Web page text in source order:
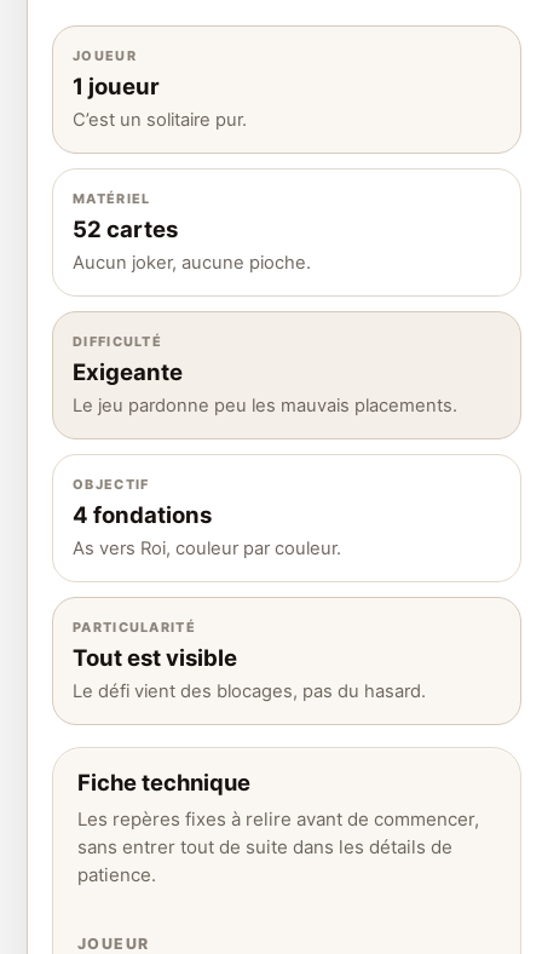
JOUEUR
1 joueur
C’est un solitaire pur.
MATÉRIEL
52 cartes
Aucun joker, aucune pioche.
DIFFICULTÉ
Exigeante
Le jeu pardonne peu les mauvais placements.
OBJECTIF
4 fondations
As vers Roi, couleur par couleur.
PARTICULARITÉ
Tout est visible
Le défi vient des blocages, pas du hasard.
Fiche technique
Les repères fixes à relire avant de commencer,
sans entrer tout de suite dans les détails de
patience.
JOUEUR